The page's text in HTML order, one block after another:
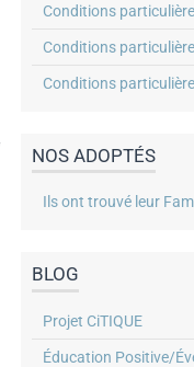
Conditions
Conditions
Conditions
NOS ADOPTÉS
Ils ont trouvé leur
BLOG
Projet CiTIQUE
Éducation Positive/